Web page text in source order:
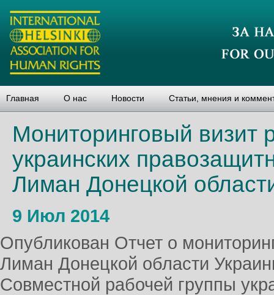
Главная О нас Новости Статьи, мнения и
Мониторинговый визит
украинских
Лиман Донецкой
9 Июл 2014
Опубликован Отчет о
Лиман Донецкой области
Совместной рабочей группы